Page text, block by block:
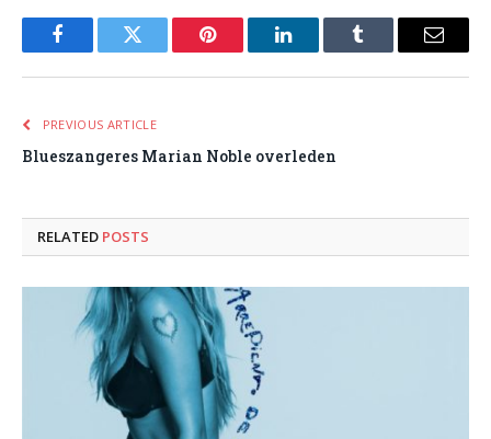
FacebookTwitter Pinterest LinkedInTumblr Email
PREVIOUS ARTICLE
Blueszangeres Marian Noble overleden
RELATED POSTS